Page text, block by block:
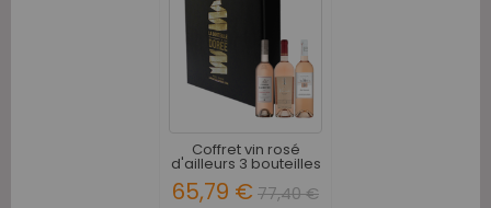
Coffret vin rosé
d'ailleurs 3 bouteilles
65,79 € 77,40 €